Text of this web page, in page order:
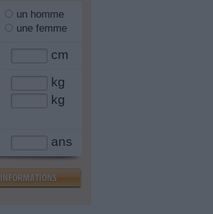
un homme
une femme
cm
kg
kg
ans